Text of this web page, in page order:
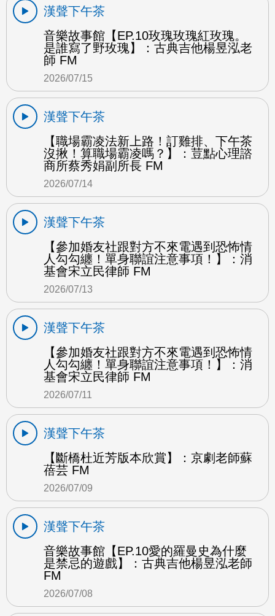
漢聲下午茶
音樂故事館【EP.10玫瑰玫瑰紅玫瑰。
是誰寫了野玫瑰】：古典吉他楊昱泓老
師 FM
2026/07/15
漢聲下午茶
【職場霸凌法新上路！訂雞排、下午茶
沒揪！算職場霸凌嗎？】：荳點心理諮
商所蔡秀娟副所長 FM
2026/07/14
漢聲下午茶
【參加婚友社跟對方不來電遇到恐怖情
人勾勾纏！單身聯誼注意事項！】：消
基會宋立民律師 FM
2026/07/13
漢聲下午茶
【參加婚友社跟對方不來電遇到恐怖情
人勾勾纏！單身聯誼注意事項！】：消
基會宋立民律師 FM
2026/07/11
漢聲下午茶
【斷橋杜近芳版本欣賞】：京劇老師蘇
蓓芸 FM
2026/07/09
漢聲下午茶
音樂故事館【EP.10愛的羅曼史為什麼
是禁忌的遊戲】：古典吉他楊昱泓老師
FM
2026/07/08